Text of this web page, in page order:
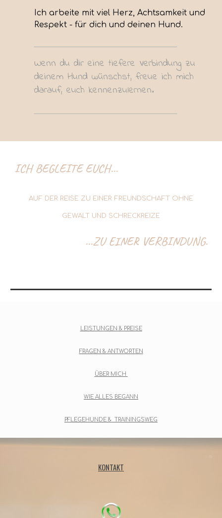
Ich arbeite mit viel Herz, Achtsamkeit und
Respekt - für dich und deinen Hund.
Wenn du dir eine tiefere Verbindung zu
deinem Hund wünschst, freue ich mich
darauf, euch kennenzulernen.
ICH BEGLEITE EUCH...
AUF DER REISE ZU EINER FREUNDSCHAFT OHNE
GEWALT UND SCHRECKREIZE
...ZU EINER VERBINDUNG.
LEISTUNGEN & PREISE
FRAGEN & ANTWORTEN
ÜBER MICH
WIE ALLES BEGANN
PFLEGEHUNDE & TRAININGSWEG
KONTAKT